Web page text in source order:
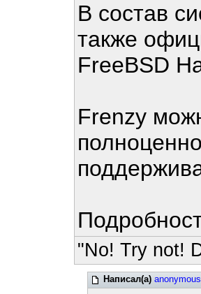
В состав
также
FreeBSD
Frenzy
"No! Try not!
Написал(а)